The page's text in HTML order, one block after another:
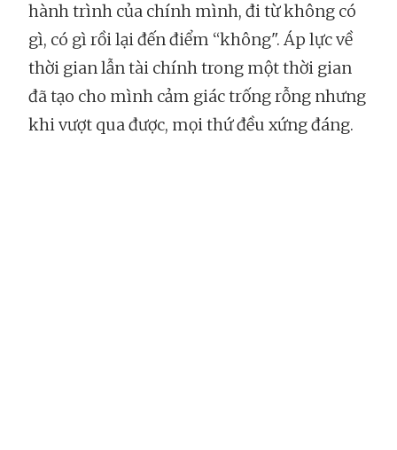
hành trình của chính mình, đi từ không có
gì, có gì rồi lại đến điểm “không". Áp lực về
thời gian lẫn tài chính trong một thời gian
đã tạo cho mình cảm giác trống rỗng nhưng
khi vượt qua được, mọi thứ đều xứng đáng.